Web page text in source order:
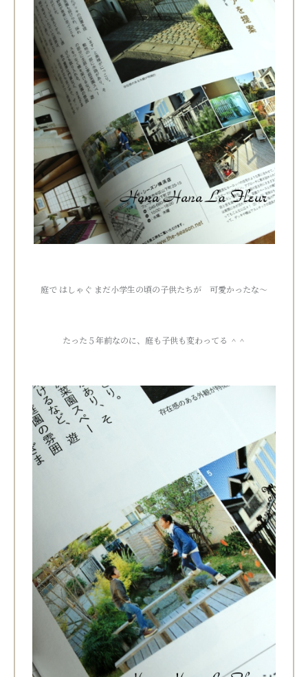
庭で はしゃぐ まだ小学生の頃の子供たちが 可愛かったな～
たった５年前なのに、庭も子供も変わってる ＾＾